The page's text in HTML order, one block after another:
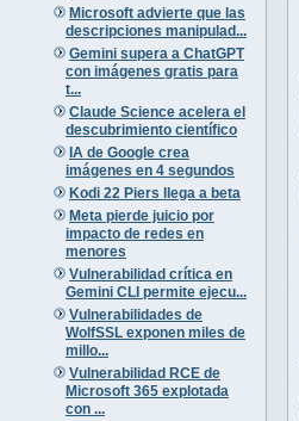
Microsoft advierte que las
descripciones manipulad...
Gemini supera a ChatGPT
con imágenes gratis para
t...
Claude Science acelera el
descubrimiento científico
IA de Google crea
imágenes en 4 segundos
Kodi 22 Piers llega a beta
Meta pierde juicio por
impacto de redes en
menores
Vulnerabilidad crítica en
Gemini CLI permite ejecu...
Vulnerabilidades de
WolfSSL exponen miles de
millo...
Vulnerabilidad RCE de
Microsoft 365 explotada
con ...